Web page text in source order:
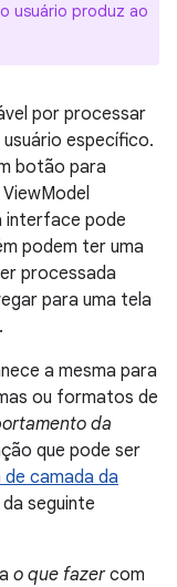
usuário produz ao
por processar
específico.
botão para
interface pode
podem ter uma
processada
para uma tela
.
a mesma para
ou formatos de
da
que pode ser
de camada da
seguinte
o que fazercom